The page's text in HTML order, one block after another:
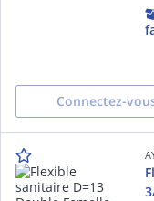
Connectez-